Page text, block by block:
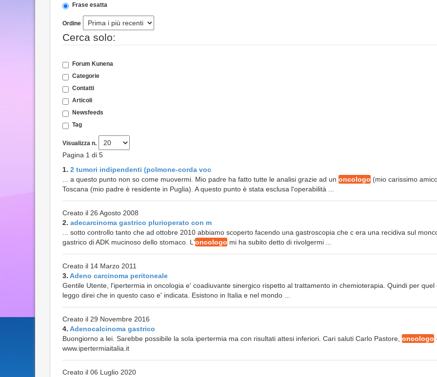
Frase esatta
Ordine
Cerca solo:
Forum Kunena
Categorie
Contatti
Articoli
Newsfeeds
Tag
Visualizza n.
Pagina 1 di 5
1. 2 tumori indipendenti (polmone-corda voc
... a questo punto non so come muovermi. Mio padre ha fatto tutte le analisi grazie ad un oncologo (mio carissimo
Toscana (mio padre è residente in Puglia). A questo punto è stata esclusa l'operabilità ...
Creato il 26 Agosto 2008
2. adecarcinoma gastrico plurioperato con m
... sotto controllo tanto che ad ottobre 2010 abbiamo scoperto facendo una gastroscopia che c era una recidiva sul
gastrico di ADK mucinoso dello stomaco. L'oncologo mi ha subito detto di rivolgermi ...
Creato il 14 Marzo 2011
3. Adeno carcinoma peritoneale
Gentile Utente, l'ipertermia in oncologia e' coadiuvante sinergico rispetto al trattamento in chemioterapia. Quindi per quel
leggo direi che in questo caso e' indicata. Esistono in Italia e nel mondo ...
Creato il 29 Novembre 2016
4. Adenocalcinoma gastrico
Buongiorno a lei. Sarebbe possibile la sola ipertermia ma con risultati attesi inferiori. Cari saluti Carlo Pastore, oncologo
www.ipertermiaitalia.it
Creato il 06 Luglio 2020